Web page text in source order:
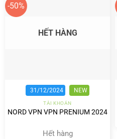
-50%
HẾT HÀNG
31/12/2024 NEW
TÀI KHOẢN
NORD VPN VPN PRENIUM 2024
Hết hàng